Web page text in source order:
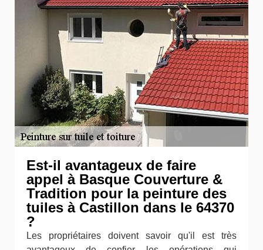
Est-il avantageux de faire
appel à Basque Couverture &
Tradition pour la peinture des
tuiles à Castillon dans le 64370
?
Les propriétaires doivent savoir qu'il est très